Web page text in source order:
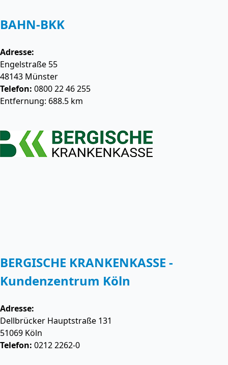
BAHN-BKK
Adresse:
Engelstraße 55
48143 Münster
Telefon: 0800 22 46 255
Entfernung: 688.5 km
BERGISCHE KRANKENKASSE -
Kundenzentrum Köln
Adresse:
Dellbrücker Hauptstraße 131
51069 Köln
Telefon: 0212 2262-0